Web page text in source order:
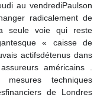
au vendrediPaulson
radicalement de
seule voie qui reste
« caisse de
actifsdétenus dans
américains .
mesures techniques
de Londres